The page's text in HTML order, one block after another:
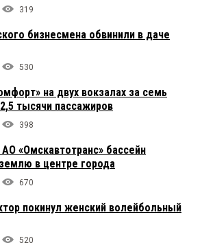
319
бизнесмена обвинили в даче
530
на двух вокзалах за семь
тысячи пассажиров
398
«Омскавтотранс» бассейн
в центре города
670
покинул женский волейбольный
520